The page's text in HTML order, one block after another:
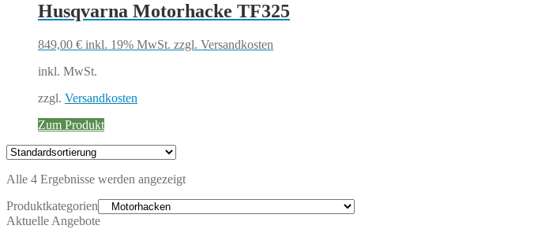
Husqvarna Motorhacke TF325
849,00 € inkl. 19% MwSt. zzgl. Versandkosten
inkl. MwSt.
zzgl. Versandkosten
Zum Produkt
Alle 4 Ergebnisse werden angezeigt
Produktkategorien
Aktuelle Angebote